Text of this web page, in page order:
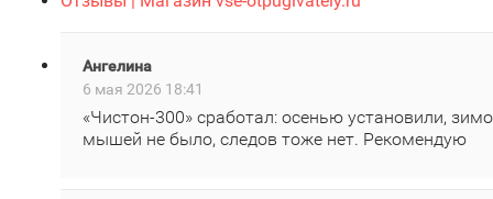
Ангелина
6 мая 2026 18:41
«Чистон‑300» сработал: осенью установили,
мышей не было, следов тоже нет. Рекомендую